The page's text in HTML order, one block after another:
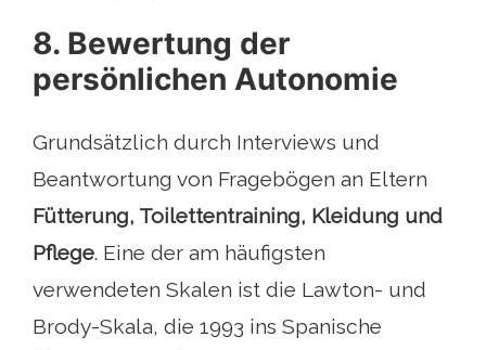
8. Bewertung der
persönlichen Autonomie
Grundsätzlich durch Interviews und
Beantwortung von Fragebögen an Eltern
Fütterung, Toilettentraining, Kleidung und
Pflege. Eine der am häufigsten
verwendeten Skalen ist die Lawton- und
Brody-Skala, die 1993 ins Spanische